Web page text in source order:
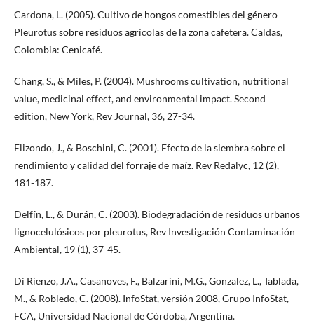
Cardona, L. (2005). Cultivo de hongos comestibles del género
Pleurotus sobre residuos agrícolas de la zona cafetera. Caldas,
Colombia: Cenicafé.
Chang, S., & Miles, P. (2004). Mushrooms cultivation, nutritional
value, medicinal effect, and environmental impact. Second
edition, New York, Rev Journal, 36, 27-34.
Elizondo, J., & Boschini, C. (2001). Efecto de la siembra sobre el
rendimiento y calidad del forraje de maíz. Rev Redalyc, 12 (2),
181-187.
Delfín, L., & Durán, C. (2003). Biodegradación de residuos urbanos
lignocelulósicos por pleurotus, Rev Investigación Contaminación
Ambiental, 19 (1), 37-45.
Di Rienzo, J.A., Casanoves, F., Balzarini, M.G., Gonzalez, L., Tablada,
M., & Robledo, C. (2008). InfoStat, versión 2008, Grupo InfoStat,
FCA, Universidad Nacional de Córdoba, Argentina.